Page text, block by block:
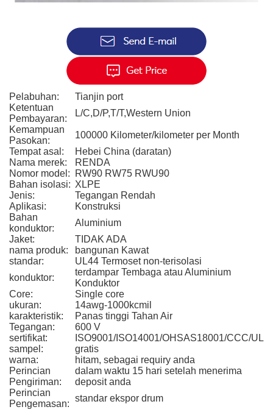
Pelabuhan:
Tianjin port
Ketentuan
Pembayaran:
L/C,D/P,T/T,Western Union
Kemampuan
Pasokan:
100000 Kilometer/kilometer per Month
Tempat asal:
Hebei China (daratan)
Nama merek:
RENDA
Nomor model:
RW90 RW75 RWU90
Bahan isolasi: XLPE
Jenis:
Tegangan Rendah
Aplikasi:
Konstruksi
Bahan
konduktor:
Aluminium
Jaket:
TIDAK ADA
nama produk:
bangunan Kawat
standar:
UL44 Termoset non-terisolasi
konduktor:
terdampar Tembaga atau Aluminium
Konduktor
Core:
Single core
ukuran:
14awg-1000kcmil
karakteristik:
Panas tinggi Tahan Air
Tegangan:
600 V
sertifikat:
ISO9001/ISO14001/OHSAS18001/CCC/UL
sampel:
gratis
warna:
hitam, sebagai requiry anda
Perincian
Pengiriman:
dalam waktu 15 hari setelah menerima
deposit anda
Perincian
Pengemasan:
standar ekspor drum